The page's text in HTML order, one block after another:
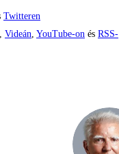
Twitteren
Videán YouTube-on és RSS-